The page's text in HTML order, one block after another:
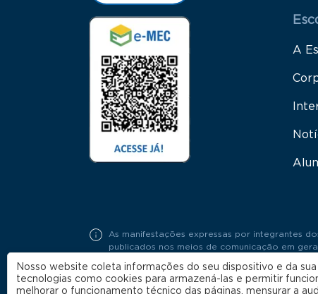
A
As manifestações expressas por integrantes
publicados nos meios de comunicação em
Nosso website coleta informações do seu dispositivo e da
tecnologias como cookies para armazená-las e permitir
melhorar o funcionamento técnico das páginas, mensurar a